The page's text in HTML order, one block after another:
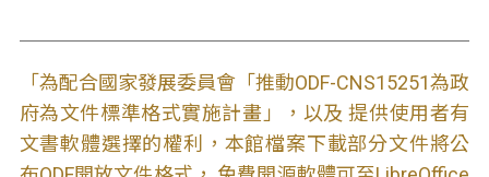
「為配合國家發展委員會「推動ODF-CNS15251為政
府為文件標準格式實施計畫」，以及 提供使用者有
文書軟體選擇的權利，本館檔案下載部分文件將公